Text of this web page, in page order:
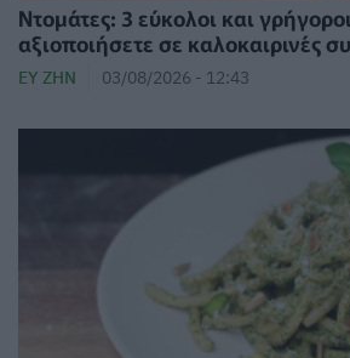
Ντομάτες: 3 εύκολοι και
αξιοποιήσετε σε καλοκαιρινές
ΕΥ ΖΗΝ 03/08/2026 - 12:43